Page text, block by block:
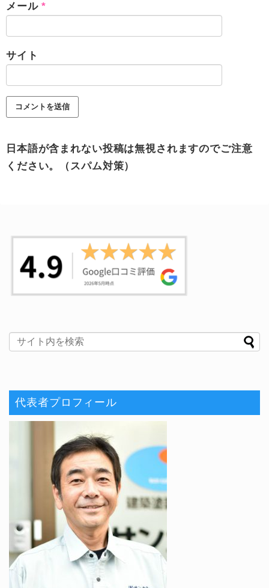
メール*
サイト
日本語が含まれない投稿は無視されますのでご注意
ください。（スパム対策）
代表者プロフィール